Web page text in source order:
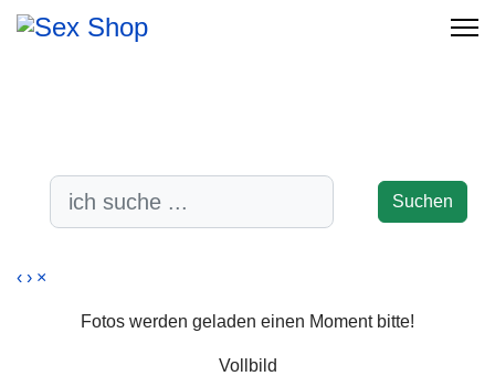
Suchen
‹ › ×
Fotos werden geladen einen Moment bitte!
Vollbild
-17%
-38%
-47%
-38%
-17%